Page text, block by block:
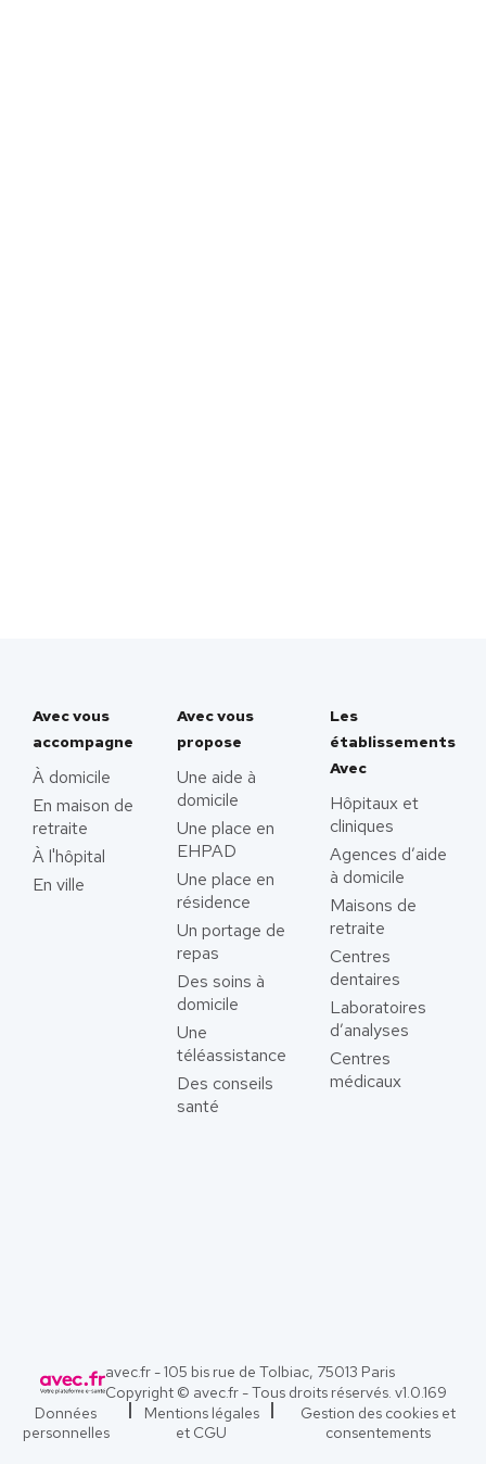
Avec vous
accompagne
À domicile
En maison de
retraite
À l'hôpital
En ville
Avec vous
propose
Une aide à
domicile
Une place en
EHPAD
Une place en
résidence
Un portage de
repas
Des soins à
domicile
Une
téléassistance
Des conseils
santé
Les
établissements
Avec
Hôpitaux et
cliniques
Agences d’aide
à domicile
Maisons de
retraite
Centres
dentaires
Laboratoires
d’analyses
Centres
médicaux
avec.fr - 105 bis rue de Tolbiac, 75013 Paris
Copyright © avec.fr - Tous droits réservés. v1.0.169
Données
personnelles
Mentions légales
et CGU
Gestion des cookies et
consentements